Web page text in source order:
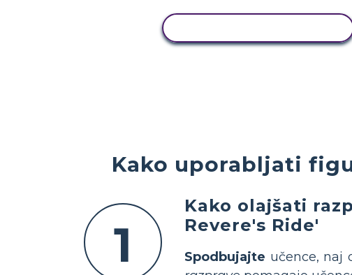
Kako uporabljati
1
Kako olajšati
Revere's Ride'
Spodbujajte učence, naj